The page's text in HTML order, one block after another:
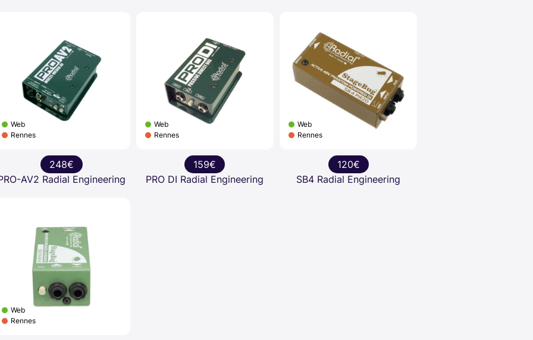
Web
Rennes
248€
AV2 Radial Engineering
Web
Rennes
159€
PRO DI Radial Engineering
Web
Rennes
120€
SB4 Radial Engineering
Web
Rennes